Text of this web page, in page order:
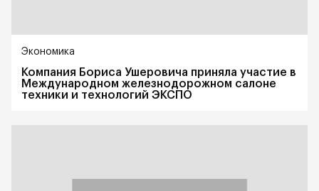
Экономика
Компания Бориса Ушеровича приняла участие в
Международном железнодорожном салоне
техники и технологий ЭКСПО